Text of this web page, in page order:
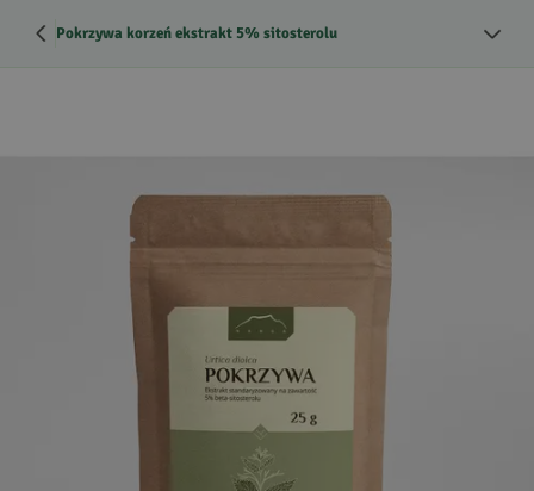
Pokrzywa korzeń ekstrakt 5% sitosterolu